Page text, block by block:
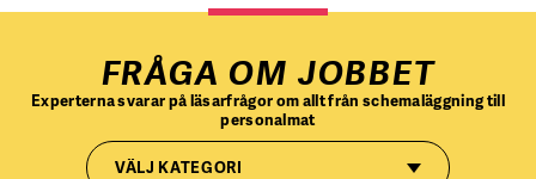
FRÅGA OM JOBBET
Experterna svarar på läsarfrågor om allt från schemaläggning till
personalmat
VÄLJ KATEGORI